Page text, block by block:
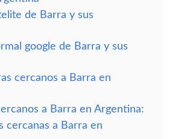
de Barra y sus
google de Barra y sus
cercanos a Barra en
a Barra en Argentina:
cercanas a Barra en